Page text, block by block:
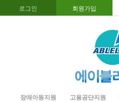
로그인 회원가입
장애아동지원 고용공단지원